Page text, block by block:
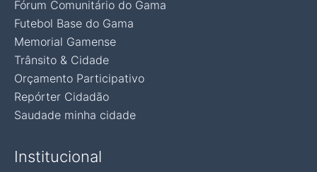
Fórum Comunitário do Gama
Futebol Base do Gama
Memorial Gamense
Trânsito & Cidade
Orçamento Participativo
Repórter Cidadão
Saudade minha cidade
Institucional